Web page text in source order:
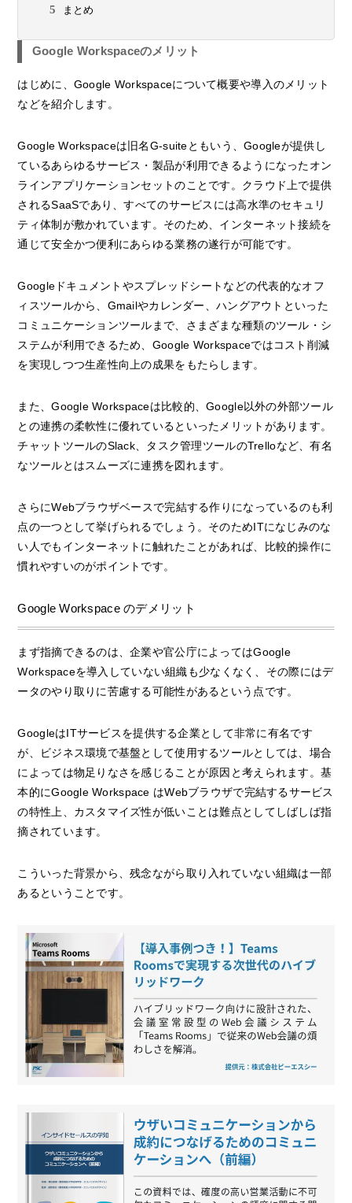
まとめ
Google Workspaceのメリット
はじめに、Google Workspaceについて概要や導入のメリット
などを紹介します。
Google Workspaceは旧名G-suiteともいう、Googleが提供し
ているあらゆるサービス・製品が利用できるようになったオン
ラインアプリケーションセットのことです。クラウド上で提供
されるSaaSであり、すべてのサービスには高水準のセキュリ
ティ体制が敷かれています。そのため、インターネット接続を
通じて安全かつ便利にあらゆる業務の遂行が可能です。
Googleドキュメントやスプレッドシートなどの代表的なオフ
ィスツールから、Gmailやカレンダー、ハングアウトといった
コミュニケーションツールまで、さまざまな種類のツール・シ
ステムが利用できるため、Google Workspaceではコスト削減
を実現しつつ生産性向上の成果をもたらします。
また、Google Workspaceは比較的、Google以外の外部ツール
との連携の柔軟性に優れているといったメリットがあります。
チャットツールのSlack、タスク管理ツールのTrelloなど、有名
なツールとはスムーズに連携を図れます。
さらにWebブラウザベースで完結する作りになっているのも利
点の一つとして挙げられるでしょう。そのためITになじみのな
い人でもインターネットに触れたことがあれば、比較的操作に
慣れやすいのがポイントです。
Google Workspace のデメリット
まず指摘できるのは、企業や官公庁によってはGoogle
Workspaceを導入していない組織も少なくなく、その際にはデ
ータのやり取りに苦慮する可能性があるという点です。
GoogleはITサービスを提供する企業として非常に有名です
が、ビジネス環境で基盤として使用するツールとしては、場合
によっては物足りなさを感じることが原因と考えられます。基
本的にGoogle Workspace はWebブラウザで完結するサービス
の特性上、カスタマイズ性が低いことは難点としてしばしば指
摘されています。
こういった背景から、残念ながら取り入れていない組織は一部
あるということです。